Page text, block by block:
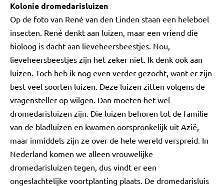
Kolonie dromedarisluizen
Op de foto van René van den Linden staan een heleboel
insecten. René denkt aan luizen, maar een vriend die
bioloog is dacht aan lieveheersbeestjes. Nou,
lieveheersbeestjes zijn het zeker niet. Ik denk ook aan
luizen. Toch heb ik nog even verder gezocht, want er zijn
best veel soorten luizen. Deze luizen zitten volgens de
vragensteller op wilgen. Dan moeten het wel
dromedarisluizen zijn. Die luizen behoren tot de familie
van de bladluizen en kwamen oorspronkelijk uit Azië,
maar inmiddels zijn ze over de hele wereld verspreid. In
Nederland komen we alleen vrouwelijke
dromedarisluizen tegen, dus vindt er een
ongeslachtelijke voortplanting plaats. De dromedarisluis